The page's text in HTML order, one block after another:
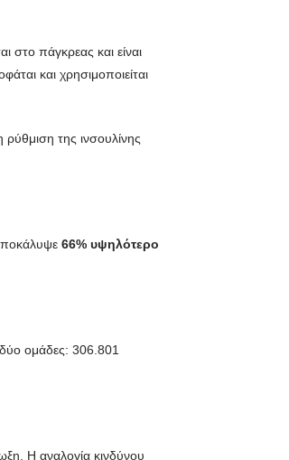
στο πάγκρεας και είναι
και χρησιμοποιείται
της ινσουλίνης
66% υψηλότερο
δύο ομάδες: 306.801
Η αναλογία κινδύνου